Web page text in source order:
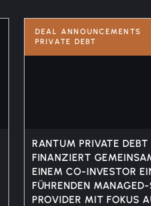
DEAL ANNOUNCEMENTS
PRIVATE DEBT
RANTUM PRIVATE DEBT
FINANZIERT
EINEM CO-INVESTOR
FÜHRENDEN
PROVIDER MIT FOKUS